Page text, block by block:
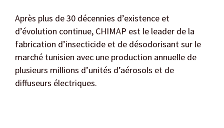
Après plus de 30 décennies d’existence et
d’évolution continue, CHIMAP est le leader de la
fabrication d’insecticide et de désodorisant sur le
marché tunisien avec une production annuelle de
plusieurs millions d’unités d’aérosols et de
diffuseurs électriques.